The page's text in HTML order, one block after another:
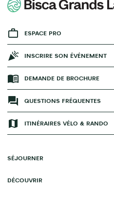
ESPACE PRO
INSCRIRE SON ÉVÉNEMENT
DEMANDE DE BROCHURE
QUESTIONS FRÉQUENTES
ITINÉRAIRES VÉLO & RANDO
SÉJOURNER
DÉCOUVRIR